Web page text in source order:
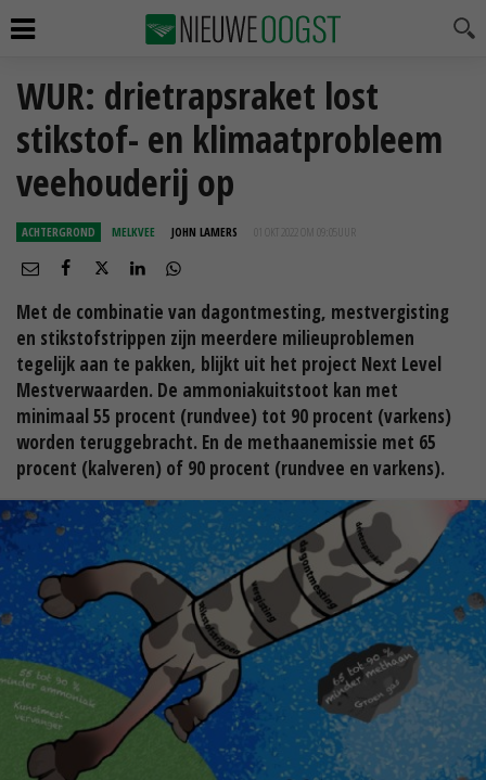
WUR: drietrapsraket lost
stikstof- en klimaatprobleem
veehouderij op
ACHTERGROND MELKVEE JOHN LAMERS 01 OKT 2022 OM 09:05
Met de combinatie van dagontmesting, mestvergisting
en stikstofstrippen zijn meerdere milieuproblemen
tegelijk aan te pakken, blijkt uit het project Next Level
Mestverwaarden. De ammoniakuitstoot kan met
minimaal 55 procent (rundvee) tot 90 procent (varkens)
worden teruggebracht. En de methaanemissie met 65
procent (kalveren) of 90 procent (rundvee en varkens).